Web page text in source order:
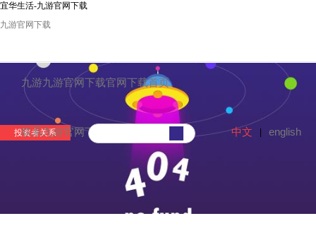
宜华生活-九游官网下载
九游官网下载
九游九游官网下载官网下载首页
联系九游官网下载
投资者关系 中文 english